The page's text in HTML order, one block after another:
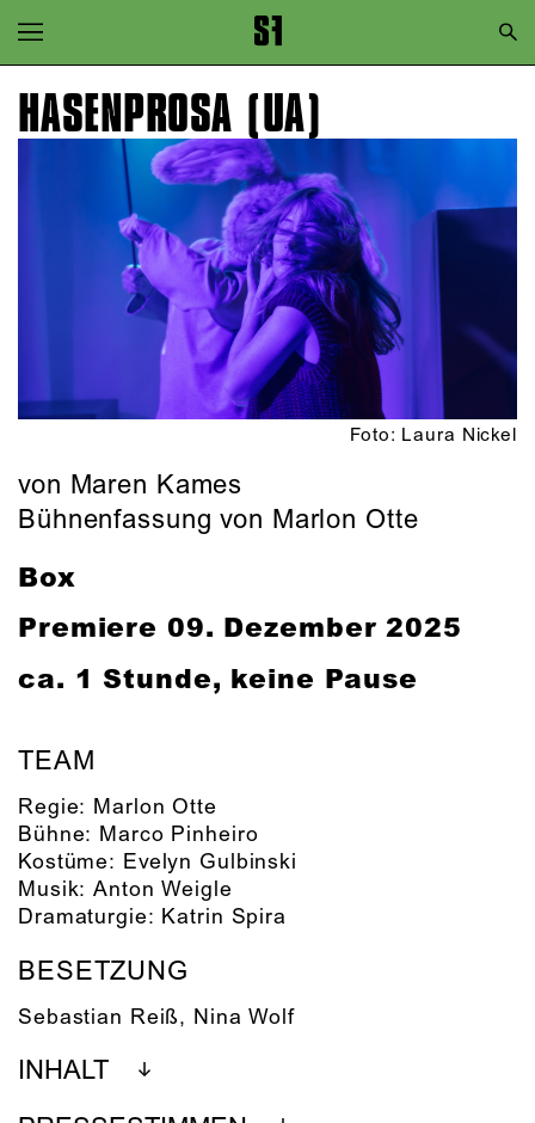
Zur Hauptnavigation springen
Zum Hauptinhalt springen
Zum Footer springen
HASENPROSA (UA)
Foto: Laura Nickel
von Maren Kames
Bühnenfassung von Marlon Otte
Box
Premiere 09. Dezember 2025
ca. 1 Stunde, keine Pause
TEAM
Regie: Marlon Otte
Bühne: Marco Pinheiro
Kostüme: Evelyn Gulbinski
Musik:Anton Weigle
Dramaturgie: Katrin Spira
BESETZUNG
Sebastian Reiß, Nina Wolf
INHALT